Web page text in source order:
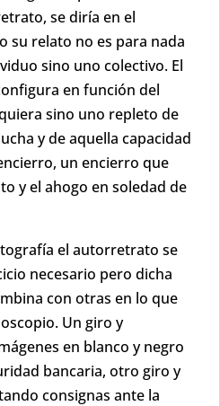
se diría en el
su relato no es para nada
sino uno colectivo. El
en función del
sino uno repleto de
y de aquella capacidad
un encierro que
y el ahogo en soledad de
el autorretrato se
necesario pero dicha
con otras en lo que
Un giro y
en blanco y negro
bancaria, otro giro y
consignas ante la